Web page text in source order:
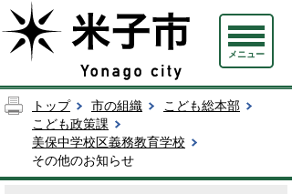
メニュー
トップ 市の組織
こども総本部
こども政策課
美保中学校区義務教育学校
その他のお知らせ